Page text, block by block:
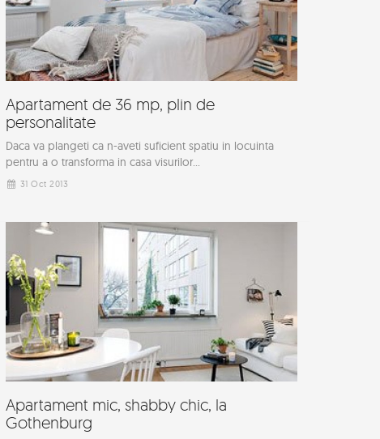
Apartament de 36 mp, plin de
personalitate
Daca va plangeti ca n-aveti suficient spatiu in locuinta
pentru a o transforma in casa visurilor...
31 Oct 2013
Apartament mic, shabby chic, la
Gothenburg